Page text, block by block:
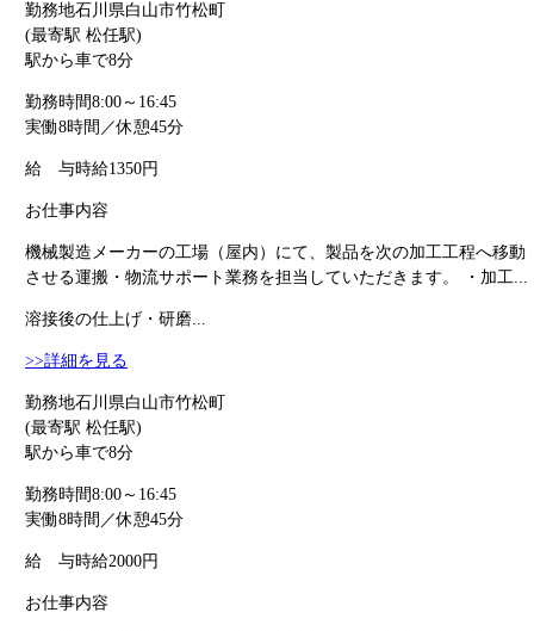
勤務地石川県白山市竹松町
(最寄駅 松任駅)
駅から車で8分
勤務時間8:00～16:45
実働8時間／休憩45分
給 与時給1350円
お仕事内容
機械製造メーカーの工場（屋内）にて、製品を次の加工工程へ移動
させる運搬・物流サポート業務を担当していただきます。 ・加工...
溶接後の仕上げ・研磨...
>>詳細を見る
勤務地石川県白山市竹松町
(最寄駅 松任駅)
駅から車で8分
勤務時間8:00～16:45
実働8時間／休憩45分
給 与時給2000円
お仕事内容